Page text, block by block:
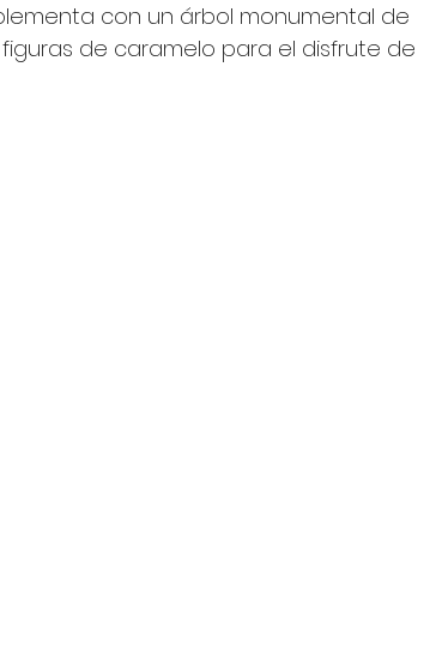
con un árbol monumental de
de caramelo para el disfrute de